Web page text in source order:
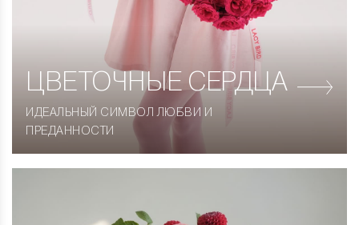
ЦВЕТОЧНЫЕ СЕРДЦА
ИДЕАЛЬНЫЙ СИМВОЛ ЛЮБВИ И
ПРЕДАННОСТИ